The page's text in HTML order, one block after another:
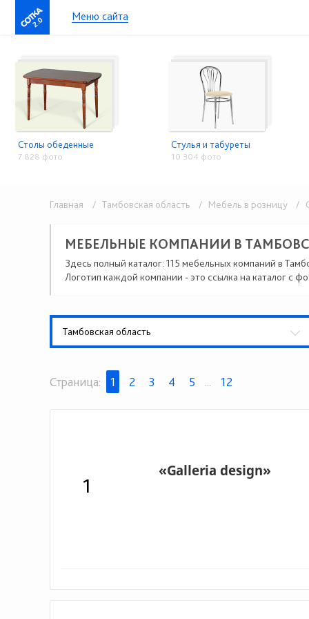
2.0 Меню сайта
Столы обеденные
7 828 фото
Стулья и табуреты
10 304 фото
Главная / Тамбовская область / Мебель в розницу /
МЕБЕЛЬНЫЕ КОМПАНИИ В
Здесь полный каталог: 115 мебельных компаний в
Логотип каждой компании - это ссылка на каталог с
Тамбовская область
Страница: 1 2 3 4 5 ... 12
1